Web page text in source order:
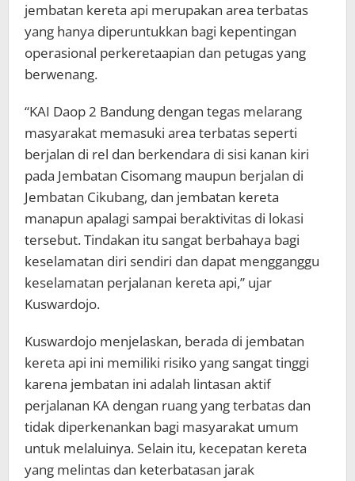
jembatan kereta api merupakan area terbatas
yang hanya diperuntukkan bagi kepentingan
operasional perkeretaapian dan petugas yang
berwenang.
“KAI Daop 2 Bandung dengan tegas melarang
masyarakat memasuki area terbatas seperti
berjalan di rel dan berkendara di sisi kanan kiri
pada Jembatan Cisomang maupun berjalan di
Jembatan Cikubang, dan jembatan kereta
manapun apalagi sampai beraktivitas di lokasi
tersebut. Tindakan itu sangat berbahaya bagi
keselamatan diri sendiri dan dapat mengganggu
keselamatan perjalanan kereta api,” ujar
Kuswardojo.
Kuswardojo menjelaskan, berada di jembatan
kereta api ini memiliki risiko yang sangat tinggi
karena jembatan ini adalah lintasan aktif
perjalanan KA dengan ruang yang terbatas dan
tidak diperkenankan bagi masyarakat umum
untuk melaluinya. Selain itu, kecepatan kereta
yang melintas dan keterbatasan jarak